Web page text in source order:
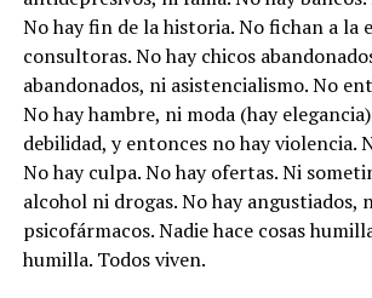
No hay fin de la historia. No fichan a la
consultoras. No hay chicos
abandonados, ni asistencialismo. No
No hay hambre, ni moda (hay
debilidad, y entonces no hay violencia.
No hay culpa. No hay ofertas. Ni
alcohol ni drogas. No hay angustiados,
psicofármacos. Nadie hace cosas
humilla. Todos viven.